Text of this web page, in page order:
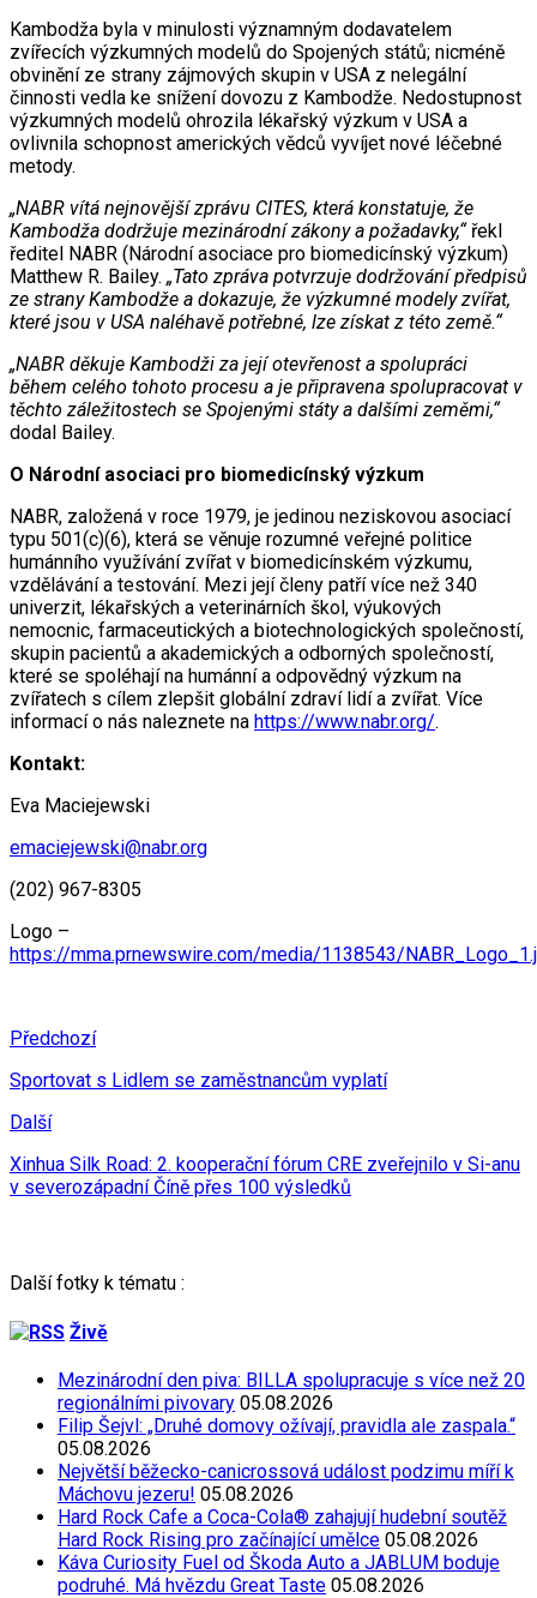
Kambodža byla v minulosti významným dodavatelem
zvířecích výzkumných modelů do Spojených států; nicméně
obvinění ze strany zájmových skupin v USA z nelegální
činnosti vedla ke snížení dovozu z Kambodže. Nedostupnost
výzkumných modelů ohrozila lékařský výzkum v USA a
ovlivnila schopnost amerických vědců vyvíjet nové léčebné
metody.
„NABR vítá nejnovější zprávu CITES, která konstatuje, že
Kambodža dodržuje mezinárodní zákony a požadavky,“řekl
ředitel NABR (Národní asociace pro biomedicínský výzkum)
Matthew R. Bailey. „Tato zpráva potvrzuje dodržování předpisů
ze strany Kambodže a dokazuje, že výzkumné modely zvířat,
které jsou v USA naléhavě potřebné, lze získat z této země.“
„NABR děkuje Kambodži za její otevřenost a spolupráci
během celého tohoto procesu a je připravena spolupracovat v
těchto záležitostech se Spojenými státy a dalšími zeměmi,“
dodal Bailey.
O Národní asociaci pro biomedicínský výzkum
NABR, založená v roce 1979, je jedinou neziskovou asociací
typu 501(c)(6), která se věnuje rozumné veřejné politice
humánního využívání zvířat v biomedicínském výzkumu,
vzdělávání a testování. Mezi její členy patří více než 340
univerzit, lékařských a veterinárních škol, výukových
nemocnic, farmaceutických a biotechnologických společností,
skupin pacientů a akademických a odborných společností,
které se spoléhají na humánní a odpovědný výzkum na
zvířatech s cílem zlepšit globální zdraví lidí a zvířat. Více
informací o nás naleznete na https://www.nabr.org/.
Kontakt:
Eva Maciejewski
emaciejewski@nabr.org
(202) 967-8305
Logo –
https://mma.prnewswire.com/media/1138543/
Předchozí
Sportovat s Lidlem se zaměstnancům vyplatí
Další
Xinhua Silk Road: 2. kooperační fórum CRE zveřejnilo v Si-anu
v severozápadní Číně přes 100 výsledků
Další fotky k tématu :
Živě
Mezinárodní den piva: BILLA spolupracuje s více než 20
regionálními pivovary 05.08.2026
Filip Šejvl: „Druhé domovy ožívají, pravidla ale zaspala.“
05.08.2026
Největší běžecko-canicrossová událost podzimu míří k
Máchovu jezeru! 05.08.2026
Hard Rock Cafe a Coca-Cola® zahajují hudební soutěž
Hard Rock Rising pro začínající umělce 05.08.2026
Káva Curiosity Fuel od Škoda Auto a JABLUM boduje
podruhé. Má hvězdu Great Taste 05.08.2026